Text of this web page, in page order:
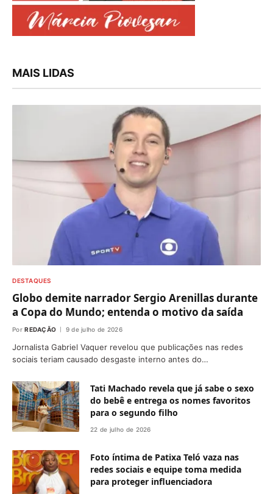
MAIS LIDAS
DESTAQUES
Globo demite narrador Sergio Arenillas durante
a Copa do Mundo; entenda o motivo da saída
Por REDAÇÃO 9 de julho de 2026
Jornalista Gabriel Vaquer revelou que publicações nas redes
sociais teriam causado desgaste interno antes do…
Tati Machado revela que já sabe o sexo
do bebê e entrega os nomes favoritos
para o segundo filho
22 de julho de 2026
Foto íntima de Patixa Teló vaza nas
redes sociais e equipe toma medida
para proteger influenciadora